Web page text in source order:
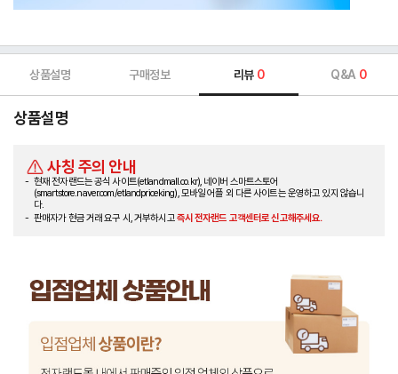
상품설명 구매정보 리뷰 0 Q&A 0
상품설명
사칭 주의 안내
현재 전자랜드는 공식 사이트(etlandmall.co.kr), 네이버 스마트스토어
(smartstore.naver.com/etlandpriceking), 모바일 어플 외 다른 사이트는 운영하고 있지 않습니
다.
판매자가 현금 거래 요구 시, 거부하시고즉시 전자랜드 고객센터로 신고해주세요.